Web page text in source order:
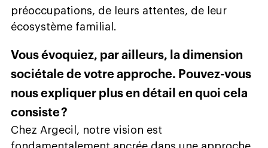
préoccupations, de leurs attentes, de leur
écosystème familial.
Vous évoquiez, par ailleurs, la dimension
sociétale de votre approche. Pouvez-vous
nous expliquer plus en détail en quoi cela
consiste ?
Chez Argecil, notre vision est